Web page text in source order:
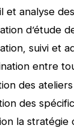
et analyse
d’étude
suivi et
entre
des
des
la